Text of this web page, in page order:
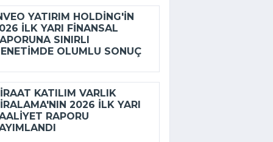
YATIRIM HOLDING'IN
ILK YARI FINANSAL
SINIRLI
OLUMLU SONUÇ
KATILIM VARLIK
2026 ILK YARI
RAPORU